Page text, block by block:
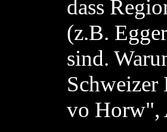
dass
(z.B.
sind.
Schweizer
vo Horw",